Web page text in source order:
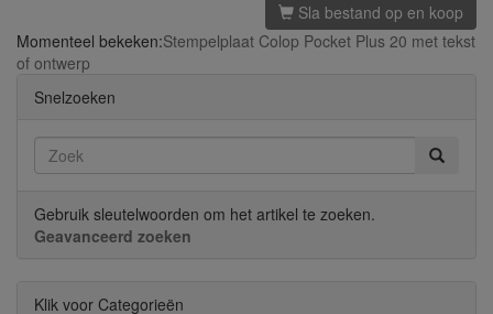
Sla bestand op en koop
Momenteel bekeken:Stempelplaat Colop Pocket Plus 20 met tekst
of ontwerp
Snelzoeken
Gebruik sleutelwoorden om het artikel te zoeken.
Geavanceerd zoeken
Klik voor Categorieën